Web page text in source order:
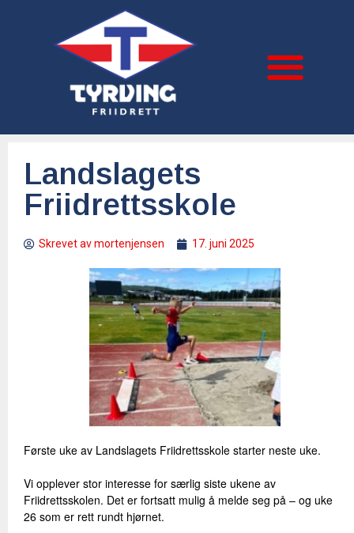
Landslagets
Friidrettsskole
Skrevet avmortenjensen 17. juni 2025
Første uke av Landslagets Friidrettsskole starter neste uke.
Vi opplever stor interesse for særlig siste ukene av
Friidrettsskolen. Det er fortsatt mulig å melde seg på – og uke
26 som er rett rundt hjørnet.